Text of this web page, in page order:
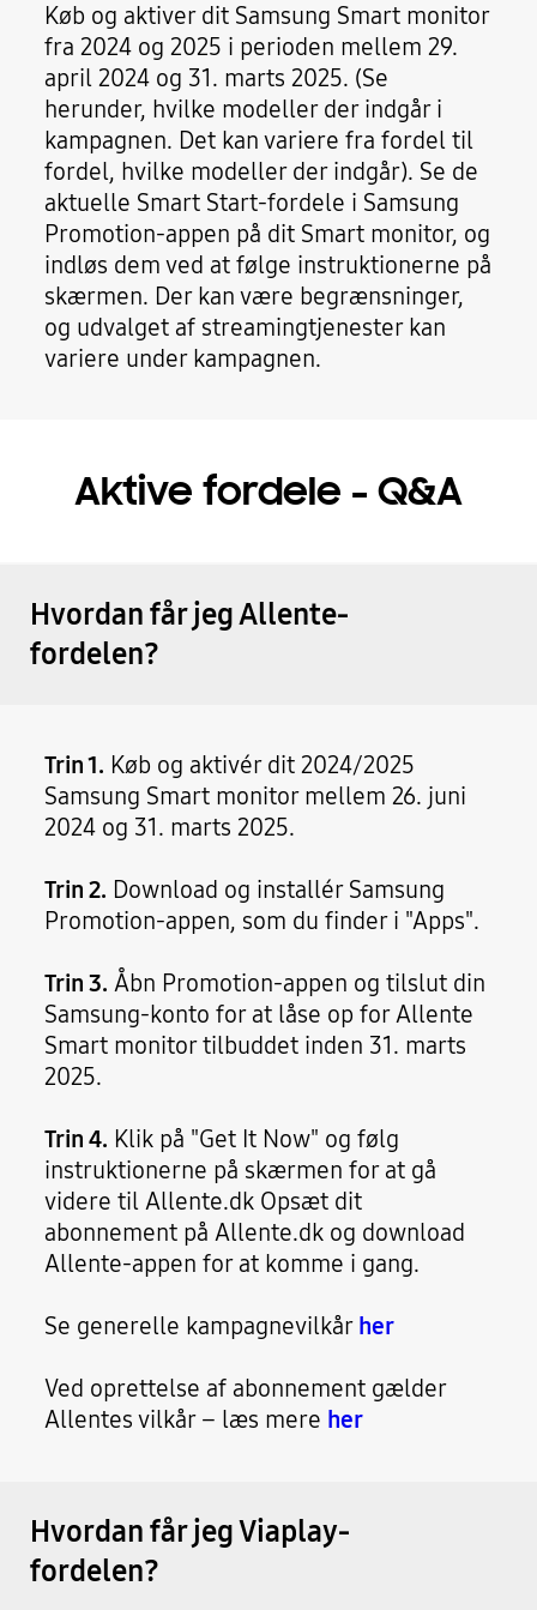
Køb og aktiver dit Samsung Smart monitor
fra 2024 og 2025 i perioden mellem 29.
april 2024 og 31. marts 2025. (Se
herunder, hvilke modeller der indgår i
kampagnen. Det kan variere fra fordel til
fordel, hvilke modeller der indgår). Se de
aktuelle Smart Start-fordele i Samsung
Promotion-appen på dit Smart monitor, og
indløs dem ved at følge instruktionerne på
skærmen. Der kan være begrænsninger,
og udvalget af streamingtjenester kan
variere under kampagnen.
Aktive fordele - Q&A
Hvordan får jeg Allente-
fordelen?
Trin 1. Køb og aktivér dit 2024/2025
Samsung Smart monitor mellem 26. juni
2024 og 31. marts 2025.
Trin 2. Download og installér Samsung
Promotion-appen, som du finder i "Apps".
Trin 3. Åbn Promotion-appen og tilslut din
Samsung-konto for at låse op for Allente
Smart monitor tilbuddet inden 31. marts
2025.
Trin 4. Klik på "Get It Now" og følg
instruktionerne på skærmen for at gå
videre til Allente.dk Opsæt dit
abonnement på Allente.dk og download
Allente-appen for at komme i gang.
Se generelle kampagnevilkår her
Ved oprettelse af abonnement gælder
Allentes vilkår – læs mere her
Hvordan får jeg Viaplay-
fordelen?